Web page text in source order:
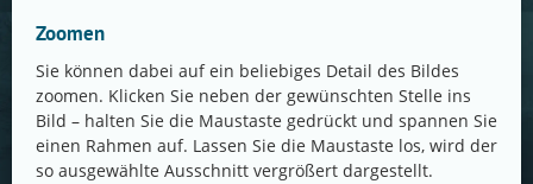
Zoomen
Sie können dabei auf ein beliebiges Detail des Bildes
zoomen. Klicken Sie neben der gewünschten Stelle ins
Bild – halten Sie die Maustaste gedrückt und spannen Sie
einen Rahmen auf. Lassen Sie die Maustaste los, wird der
so ausgewählte Ausschnitt vergrößert dargestellt.